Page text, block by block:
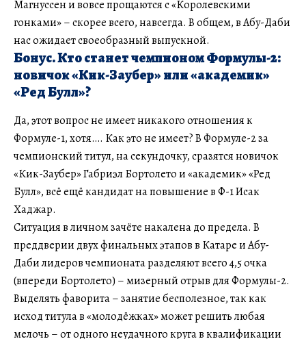
Магнуссен и вовсе прощаются с «Королевскими
гонками» – скорее всего, навсегда. В общем, в Абу-Даби
нас ожидает своеобразный выпускной.
Бонус. Кто станет чемпионом Формулы-2:
новичок «Кик-Заубер» или «академик»
«Ред Булл»?
Да, этот вопрос не имеет никакого отношения к
Формуле-1, хотя…. Как это не имеет? В Формуле-2 за
чемпионский титул, на секундочку, сразятся новичок
«Кик-Заубер» Габриэл Бортолето и «академик» «Ред
Булл», всё ещё кандидат на повышение в Ф-1 Исак
Хаджар.
Ситуация в личном зачёте накалена до предела. В
преддверии двух финальных этапов в Катаре и Абу-
Даби лидеров чемпионата разделяют всего 4,5 очка
(впереди Бортолето) – мизерный отрыв для Формулы-2.
Выделять фаворита – занятие бесполезное, так как
исход титула в «молодёжках» может решить любая
мелочь – от одного неудачного круга в квалификации